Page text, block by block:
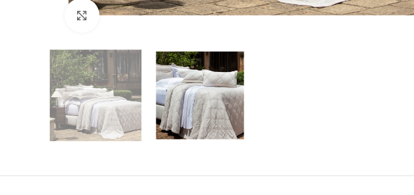
Clique para ampliar